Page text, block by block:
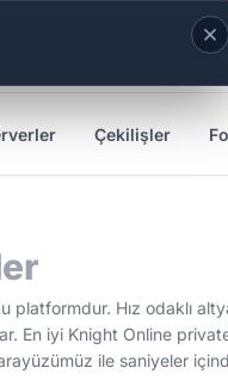
Era Online -
Çekilişler
platformdur. Hız odaklı
En iyi Knight Online
ile saniyeler